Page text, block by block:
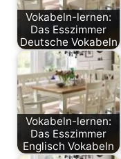
o
k
n
Vokabeln-lernen:
Das Esszimmer
Deutsche Vokabeln
Vokabeln-lernen:
Das Esszimmer
Englisch Vokabeln